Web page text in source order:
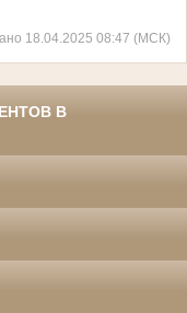
18.04.2025 08:47 (МСК)
В